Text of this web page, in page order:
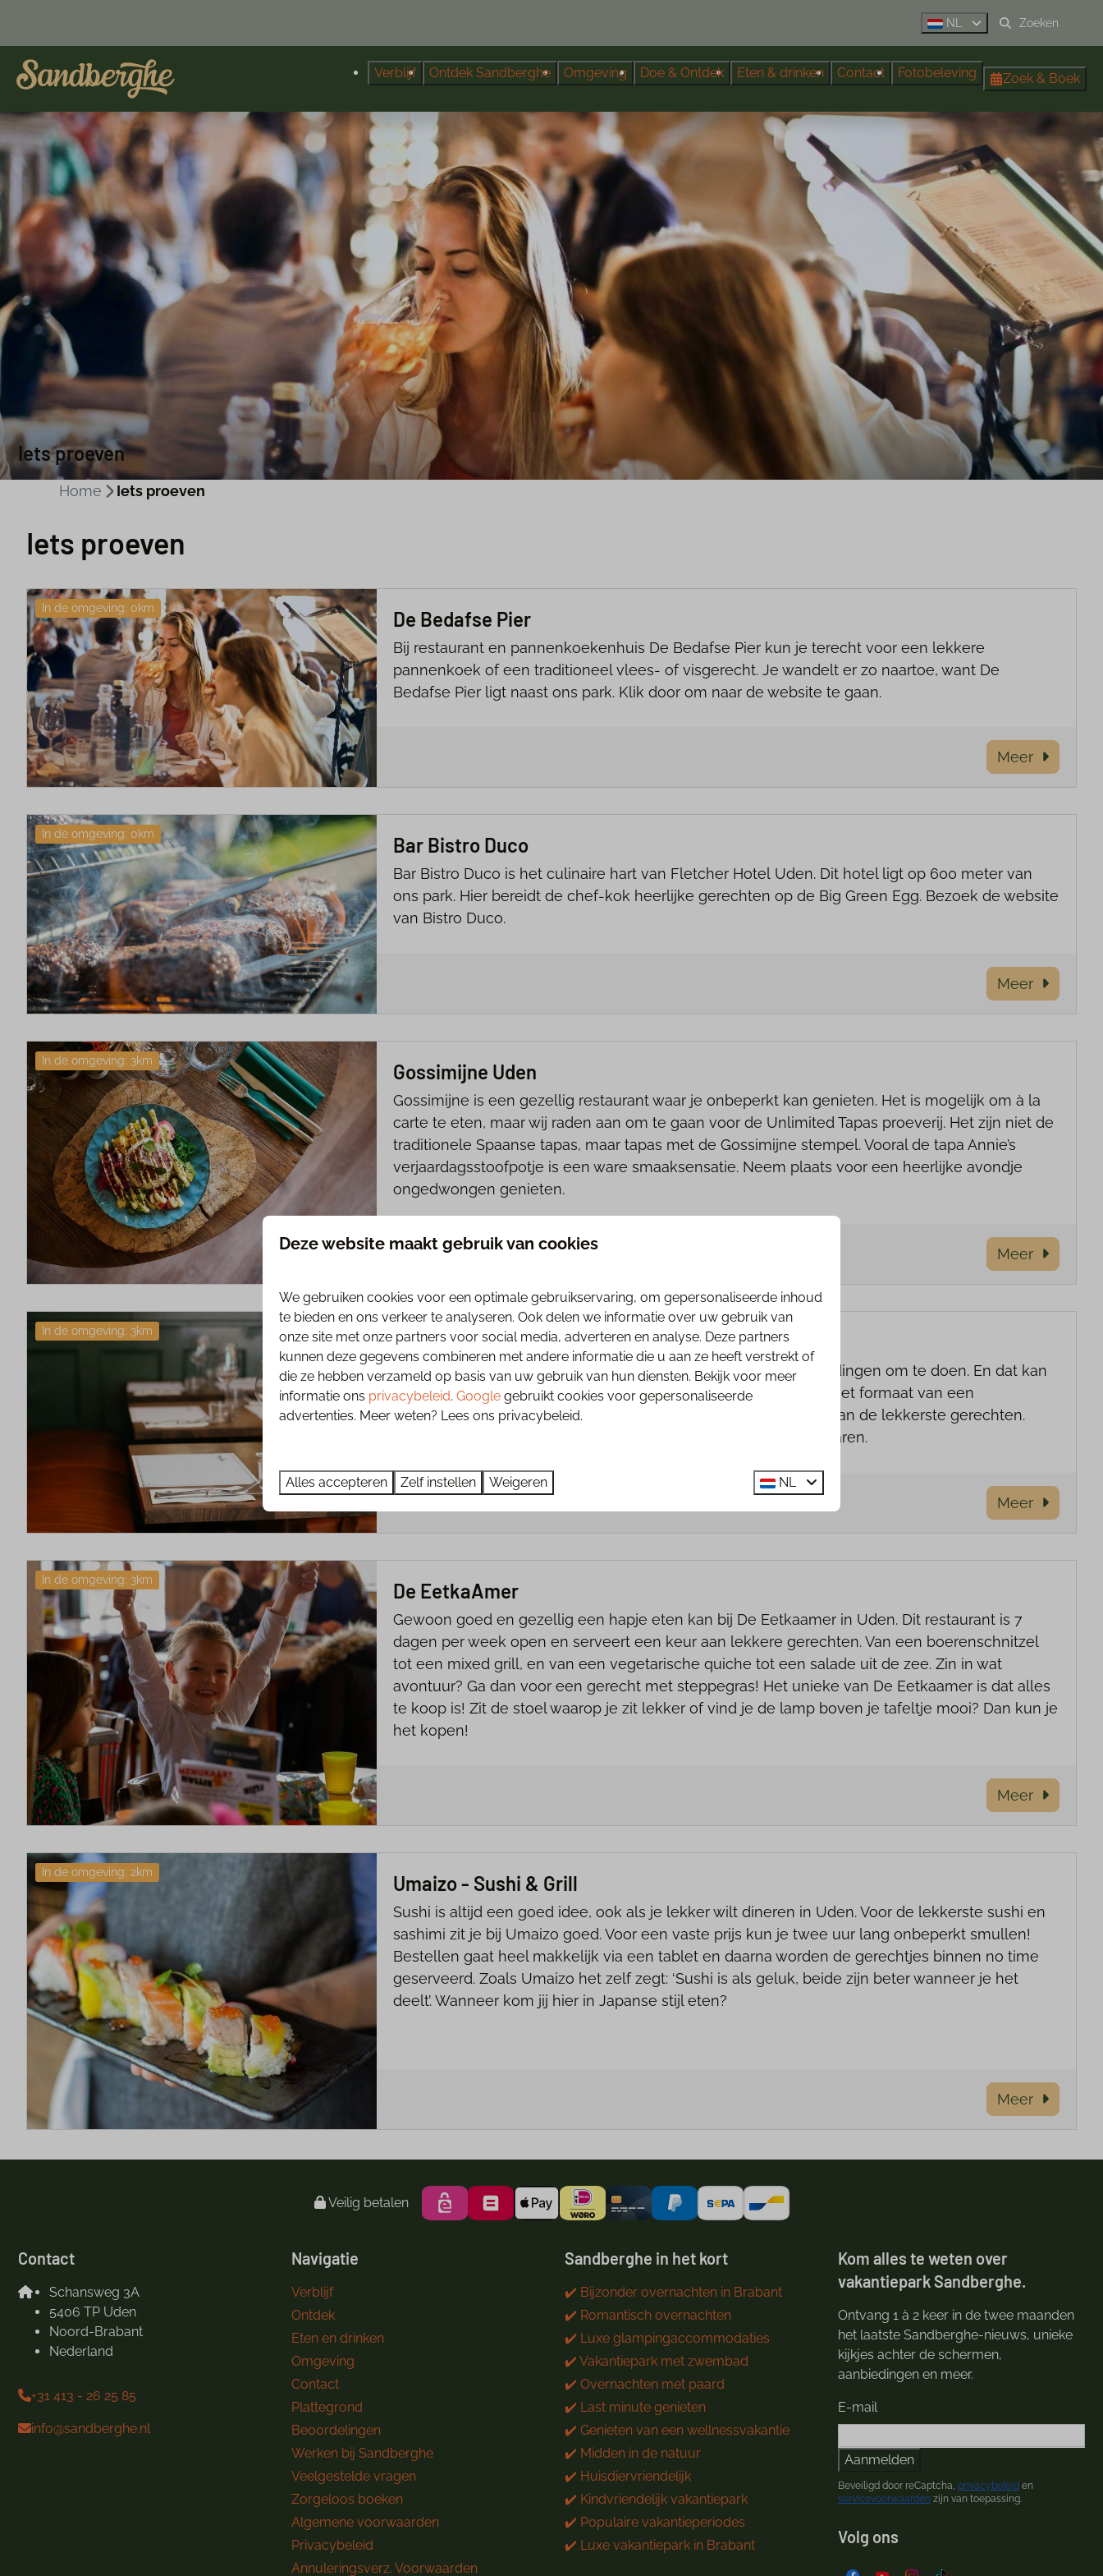
NL
Verblijf Ontdek Sandberghe Omgeving Doe & Ontdek Eten & drinken Contact Fotobeleving Zoek & Boek
Iets proeven
Home Iets proeven
Iets proeven
In de omgeving: 0km De Bedafse Pier
Bij restaurant en pannenkoekenhuis De Bedafse Pier kun je terecht voor een lekkere
pannenkoek of een traditioneel vlees- of visgerecht. Je wandelt er zo naartoe, want De
Bedafse Pier ligt naast ons park. Klik door om naar de website te gaan.
Meer
In de omgeving: 0km Bar Bistro Duco
Bar Bistro Duco is het culinaire hart van Fletcher Hotel Uden. Dit hotel ligt op 600 meter van
ons park. Hier bereidt de chef-kok heerlijke gerechten op de Big Green Egg. Bezoek de website
van Bistro Duco.
Meer
In de omgeving: 3km Gossimijne Uden
Gossimijne is een gezellig restaurant waar je onbeperkt kan genieten. Het is mogelijk om à la
carte te eten, maar wij raden aan om te gaan voor de Unlimited Tapas proeverij. Het zijn niet de
traditionele Spaanse tapas, maar tapas met de Gossimijne stempel. Vooral de tapa Annie’s
verjaardagsstoofpotje is een ware smaaksensatie. Neem plaats voor een heerlijke avondje
ongedwongen genieten.
Meer
In de omgeving: 3km Gastrobar Blitz
Uitgebreid tafelen met vrienden of familie is een van de fijnste dingen om te doen. En dat kan
ongegeneerd bij Gastrobar Blitz. Hier wordt alles geserveerd in het formaat van een
tussengerecht. Zo zit je niet snel vol en kan je langer genieten van de lekkerste gerechten.
Ideaal om met je tafelgenoten te delen en shared-dining te ervaren.
Meer
In de omgeving: 3km De EetkaAmer
Gewoon goed en gezellig een hapje eten kan bij De Eetkaamer in Uden. Dit restaurant is 7
dagen per week open en serveert een keur aan lekkere gerechten. Van een boerenschnitzel
tot een mixed grill, en van een vegetarische quiche tot een salade uit de zee. Zin in wat
avontuur? Ga dan voor een gerecht met steppegras! Het unieke van De Eetkaamer is dat alles
te koop is! Zit de stoel waarop je zit lekker of vind je de lamp boven je tafeltje mooi? Dan kun je
het kopen!
Meer
In de omgeving: 2km Umaizo - Sushi & Grill
Sushi is altijd een goed idee, ook als je lekker wilt dineren in Uden. Voor de lekkerste sushi en
sashimi zit je bij Umaizo goed. Voor een vaste prijs kun je twee uur lang onbeperkt smullen!
Bestellen gaat heel makkelijk via een tablet en daarna worden de gerechtjes binnen no time
geserveerd. Zoals Umaizo het zelf zegt: ‘Sushi is als geluk, beide zijn beter wanneer je het
deelt’. Wanneer kom jij hier in Japanse stijl eten?
Meer
Veilig betalen
Contact
Schansweg 3A
5406 TP Uden
Noord-Brabant
Nederland
+31 413 - 26 25 85
info@sandberghe.nl
Navigatie
Verblijf
Ontdek
Eten en drinken
Omgeving
Contact
Plattegrond
Beoordelingen
Werken bij Sandberghe
Veelgestelde vragen
Zorgeloos boeken
Algemene voorwaarden
Privacybeleid
Annuleringsverz. Voorwaarden
Sandberghe in het kort
✔️ Bijzonder overnachten in Brabant
✔️ Romantisch overnachten
✔️ Luxe glampingaccommodaties
✔️ Vakantiepark met zwembad
✔️ Overnachten met paard
✔️ Last minute genieten
✔️ Genieten van een wellnessvakantie
✔️ Midden in de natuur
✔️ Huisdiervriendelijk
✔️ Kindvriendelijk vakantiepark
✔️ Populaire vakantieperiodes
✔️ Luxe vakantiepark in Brabant
Kom alles te weten over
vakantiepark Sandberghe.
Ontvang 1 à 2 keer in de twee maanden
het laatste Sandberghe-nieuws, unieke
kijkjes achter de schermen,
aanbiedingen en meer.
E-mail
Aanmelden
Beveiligd door reCaptcha, privacybeleid en
servicevoorwaarden zijn van toepassing.
Volg ons
Deze website maakt gebruik van cookies
We gebruiken cookies voor een optimale gebruikservaring, om gepersonaliseerde inhoud
te bieden en ons verkeer te analyseren. Ook delen we informatie over uw gebruik van
onze site met onze partners voor social media, adverteren en analyse. Deze partners
kunnen deze gegevens combineren met andere informatie die u aan ze heeft verstrekt of
die ze hebben verzameld op basis van uw gebruik van hun diensten. Bekijk voor meer
informatie ons privacybeleid. Google gebruikt cookies voor gepersonaliseerde
advertenties. Meer weten? Lees ons privacybeleid.
Alles accepteren Zelf instellen Weigeren NL